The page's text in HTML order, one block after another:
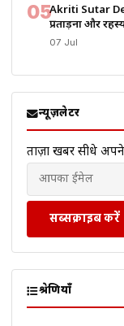
05Akriti Sutar
प्रताड़ना और
07 Jul
न्यूज़लेटर
ताज़ा खबरें सीधे
सब्सक्राइब करें
श्रेणियाँ